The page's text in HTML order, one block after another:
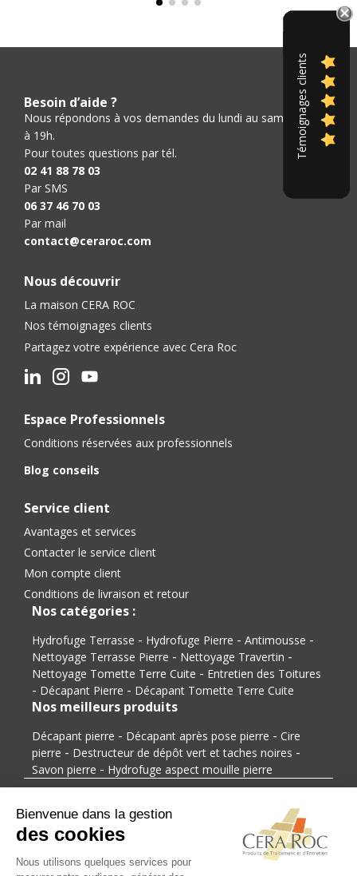
Besoin d’aide ?
Nous répondons à vos demandes du lundi au samedi de 9h
à 19h.
Pour toutes questions par tél.
02 41 88 78 03
Par SMS
06 37 46 70 03
Par mail
contact@ceraroc.com
Nous découvrir
La maison CERA ROC
Nos témoignages clients
Partagez votre expérience avec Cera Roc
Espace Professionnels
Conditions réservées aux professionnels
Blog conseils
Service client
Avantages et services
Contacter le service client
Mon compte client
Conditions de livraison et retour
Témoignages clients
Nos catégories :
Hydrofuge Terrasse - Hydrofuge Pierre - Antimousse -
Nettoyage Terrasse Pierre - Nettoyage Travertin -
Nettoyage Tomette Terre Cuite - Entretien des Toitures
- Décapant Pierre - Décapant Tomette Terre Cuite
Nos meilleurs produits
Décapant pierre - Décapant après pose pierre - Cire
pierre - Destructeur de dépôt vert et taches noires -
Savon pierre - Hydrofuge aspect mouille pierre
Modes de paiement
Modes de livraison